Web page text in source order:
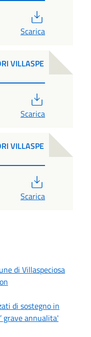
Scarica
VILLASPE
Scarica
VILLASPE
Scarica
di Villaspeciosa
di sostegno in
grave annualita'